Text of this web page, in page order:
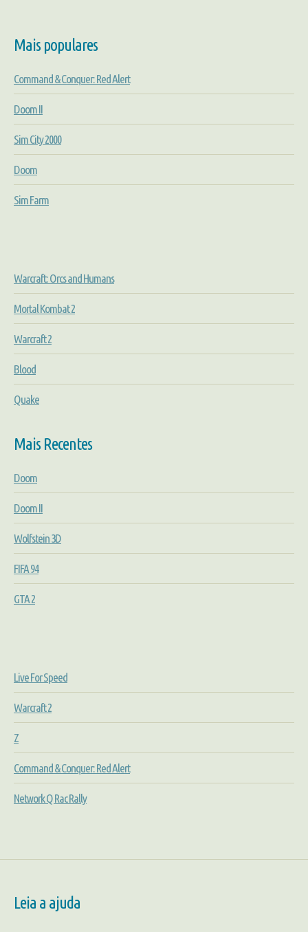
Mais populares
Command & Conquer: Red Alert
Doom II
Sim City 2000
Doom
Sim Farm
Warcraft: Orcs and Humans
Mortal Kombat 2
Warcraft 2
Blood
Quake
Mais Recentes
Doom
Doom II
Wolfstein 3D
FIFA 94
GTA 2
Live For Speed
Warcraft 2
Z
Command & Conquer: Red Alert
Network Q Rac Rally
Leia a ajuda